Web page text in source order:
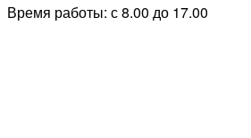
Время работы: с 8.00 до 17.00